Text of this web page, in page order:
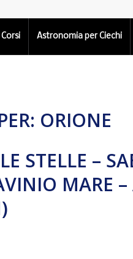
Astronomia per Ciechi
ORIONE
STELLE –
MARE